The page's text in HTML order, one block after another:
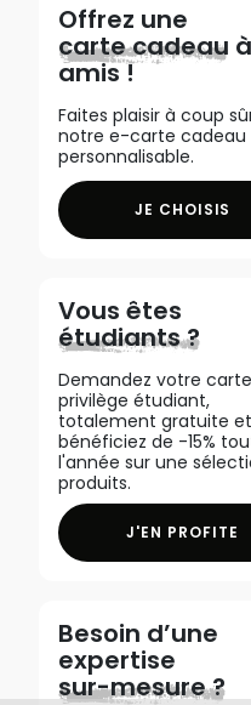
Offrez une
carte cadeau
amis !
Faites plaisir à coup
notre e-carte cadeau
personnalisable.
JE CHOISIS
Vous êtes
étudiants ?
Demandez votre carte
privilège étudiant,
totalement gratuite et
bénéficiez de -15%
l'année sur une
produits.
J'EN PROFITE
Besoin d’une
expertise
sur-mesure ?